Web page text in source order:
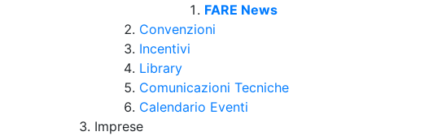
FARE News
Convenzioni
Incentivi
Library
Comunicazioni Tecniche
Calendario Eventi
Imprese